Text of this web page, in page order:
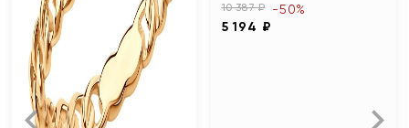
10 387 ₽
5 194 ₽
-50%